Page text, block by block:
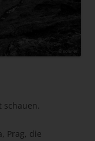
Prag, die